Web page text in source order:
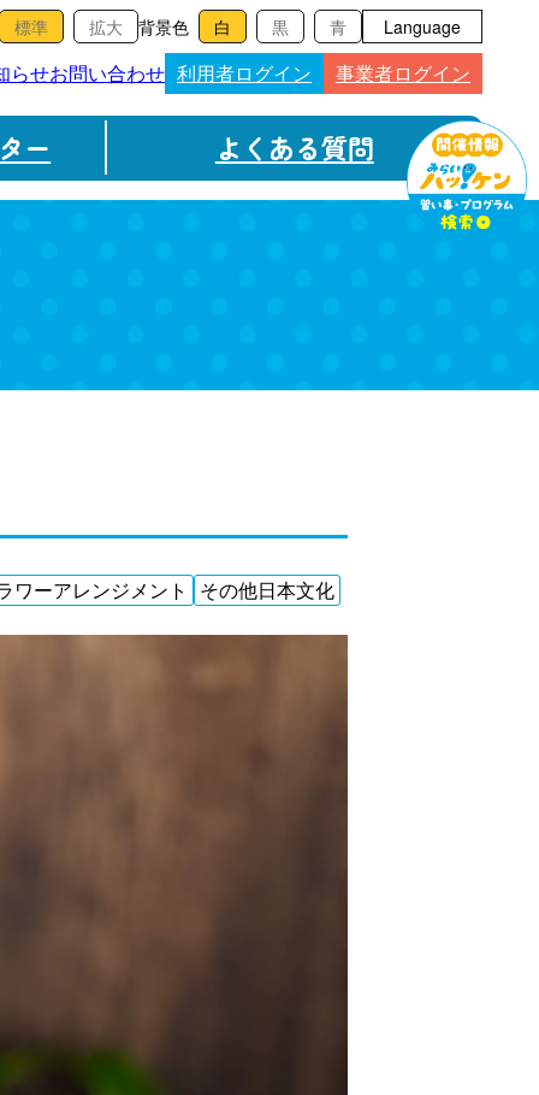
背景色 Language
らせお問い合わせ 利用者ログイン 事業者ログイン
ー よくある質問
ワーアレンジメント その他日本文化